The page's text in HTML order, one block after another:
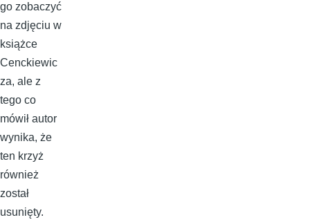
go zobaczyć
na zdjęciu w
książce
Cenckiewic
za, ale z
tego co
mówił autor
wynika, że
ten krzyż
również
został
usunięty.